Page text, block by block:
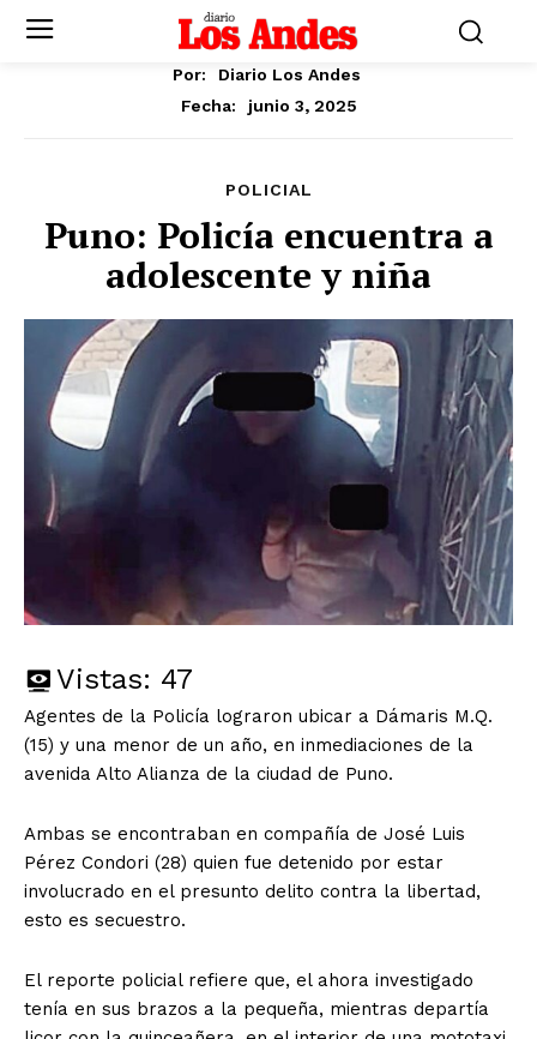
Por:
Diario Los Andes
Fecha:
junio 3, 2025
POLICIAL
Puno: Policía encuentra a
adolescente y niña
Vistas: 47
Agentes de la Policía lograron ubicar a Dámaris M.Q.
(15) y una menor de un año, en inmediaciones de la
avenida Alto Alianza de la ciudad de Puno.
Ambas se encontraban en compañía de José Luis
Pérez Condori (28) quien fue detenido por estar
involucrado en el presunto delito contra la libertad,
esto es secuestro.
El reporte policial refiere que, el ahora investigado
tenía en sus brazos a la pequeña, mientras departía